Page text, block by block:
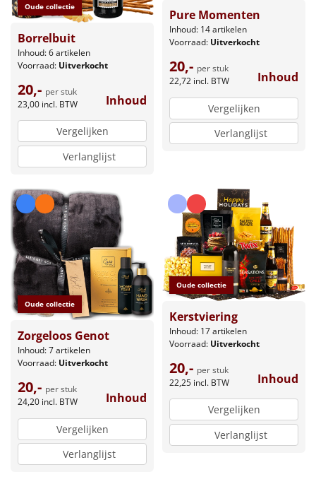
Oude collectie
Borrelbuit
Inhoud: 6 artikelen
Voorraad: Uitverkocht
20,- per stuk
23,00 incl. BTW Inhoud
Vergelijken
Verlanglijst
Pure Momenten
Inhoud: 14 artikelen
Voorraad: Uitverkocht
20,- per stuk
22,72 incl. BTW Inhoud
Vergelijken
Verlanglijst
Oude collectie
Zorgeloos Genot
Inhoud: 7 artikelen
Voorraad: Uitverkocht
20,- per stuk
24,20 incl. BTW Inhoud
Vergelijken
Verlanglijst
Oude collectie
Kerstviering
Inhoud: 17 artikelen
Voorraad: Uitverkocht
20,- per stuk
22,25 incl. BTW Inhoud
Vergelijken
Verlanglijst